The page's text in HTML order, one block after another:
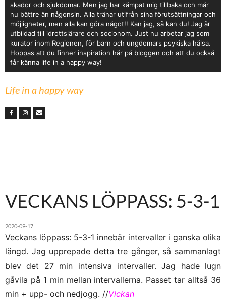
skador och sjukdomar. Men jag har kämpat mig tillbaka och mår
nu bättre än någonsin. Alla tränar utifrån sina förutsättningar och
möjligheter, men alla kan göra något!! Kan jag, så kan du! Jag är
utbildad till idrottslärare och socionom. Just nu arbetar jag som
kurator inom Regionen, för barn och ungdomars psykiska hälsa.
Hoppas att du finner inspiration här på bloggen och att du också
får känna life in a happy way!
Life in a happy way
VECKANS LÖPPASS: 5-3-1
2020-09-17
Veckans löppass: 5-3-1 innebär intervaller i ganska olika
längd. Jag upprepade detta tre gånger, så sammanlagt
blev det 27 min intensiva intervaller. Jag hade lugn
gåvila på 1 min mellan intervallerna. Passet tar alltså 36
min + upp- och nedjogg. //Vickan